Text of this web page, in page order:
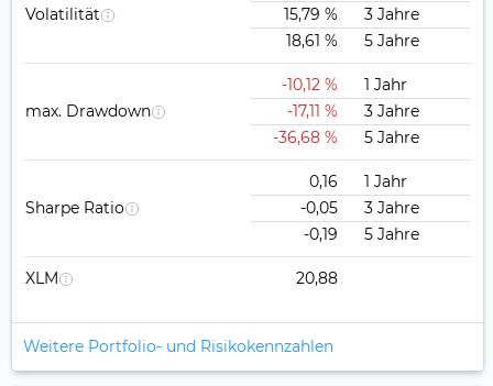
Volatilität
15,79 %
3 Jahre
18,61 %
5 Jahre
max. Drawdown
-10,12 %
1 Jahr
-17,11 %
3 Jahre
-36,68 %
5 Jahre
Sharpe Ratio
0,16
1 Jahr
-0,05
3 Jahre
-0,19
5 Jahre
XLM 20,88
Weitere Portfolio- und Risikokennzahlen